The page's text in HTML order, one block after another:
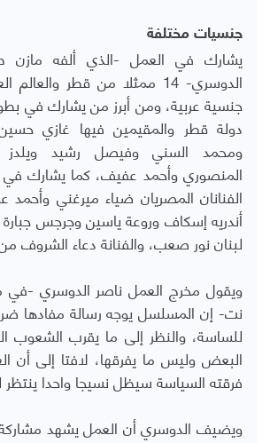
جنسيات مختلفة
يشارك في العمل -الذي ألفه مازن
جنسية عربية، ومن أبرز من يشارك في
دولة قطر والمقيمين فيها غازي حسين
ومحمد السني وفيصل رشيد ويلدز
المنصوري وأحمد عفيف، كما يشارك
الفنانان المصريان ضياء ميرغني
أندريه إسكاف وروعة ياسين وجرجس جبارة
لبنان نور صعب، والفنانة دعاء الشروف
ويقول مخرج العمل ناصر الدوسري -في
نت- إن المسلسل يوجه رسالة مفادها
للساسة، والنظر إلى ما يقرب الشعوب
البعض وليس ما يفرقها، لافتا إلى أن
فرقته السياسة سيظل نسيجا واحدا ينتظر